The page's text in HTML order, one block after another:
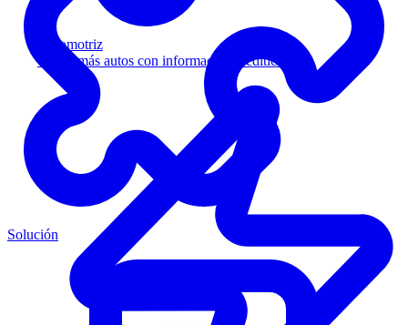
Automotriz
Venda más autos con información crediticia
Solución